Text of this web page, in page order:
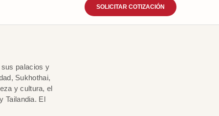
SOLICITAR COTIZACIÓN
sus palacios y
Sukhothai,
y cultura, el
Tailandia. El